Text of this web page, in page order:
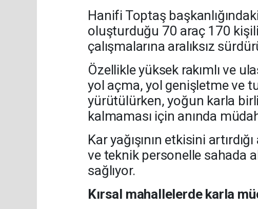
Hanifi Toptaş
oluşturduğu 70 araç 170
çalışmalarına aralıksız
Özellikle yüksek rakımlı ve
yol açma, yol genişletme ve
yürütülürken, yoğun karla
kalmaması için anında
Kar yağışının etkisini
ve teknik personelle sahada
sağlıyor.
Kırsal mahallelerde karla